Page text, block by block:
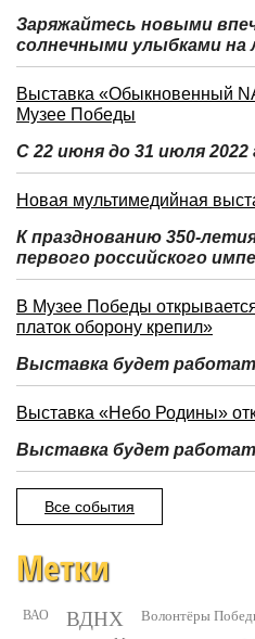
Заряжайтесь новыми
солнечными улыбками на
Выставка «Обыкновенный
Музее Победы
С 22 июня до 31 июля 2022
Новая мультимедийная
К празднованию 350-
первого российского
В Музее Победы
платок оборону крепил»
Выставка будет
Выставка «Небо Родины»
Выставка будет
Все события
Метки
ВАО ВДНХ Волонтёры